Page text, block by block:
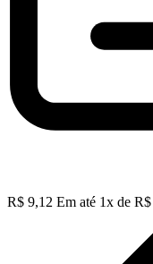
R$ 9,12 Em até 1x de R$